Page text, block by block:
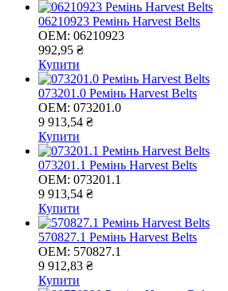
06210923 Ремінь Harvest Belts
OEM: 06210923
992,95 ₴
Купити
073201.0 Ремінь Harvest Belts
OEM: 073201.0
9 913,54 ₴
Купити
073201.1 Ремінь Harvest Belts
OEM: 073201.1
9 913,54 ₴
Купити
570827.1 Ремінь Harvest Belts
OEM: 570827.1
9 912,83 ₴
Купити